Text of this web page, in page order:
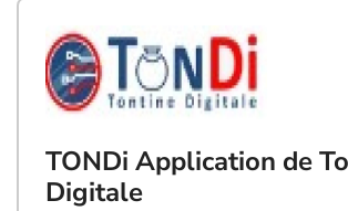
TONDi Application de
Digitale